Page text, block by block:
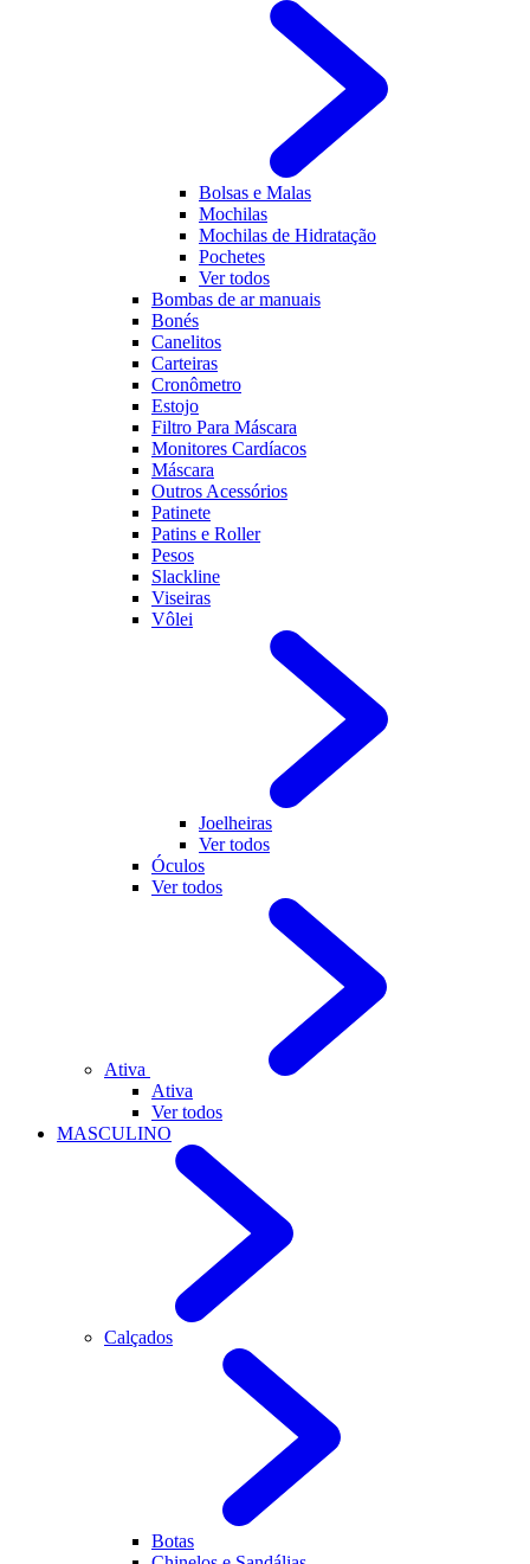
Bolsas e Malas
Mochilas
Mochilas de Hidratação
Pochetes
Ver todos
Bombas de ar manuais
Bonés
Canelitos
Carteiras
Cronômetro
Estojo
Filtro Para Máscara
Monitores Cardíacos
Máscara
Outros Acessórios
Patinete
Patins e Roller
Pesos
Slackline
Viseiras
Vôlei
Joelheiras
Ver todos
Óculos
Ver todos
Ativa
Ativa
Ver todos
MASCULINO
Calçados
Botas